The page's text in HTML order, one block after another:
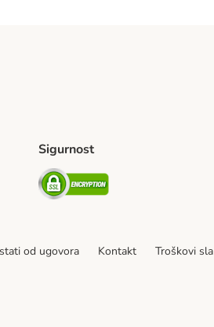
Sigurnost
Security
od ugovora Kontakt
Troškovi